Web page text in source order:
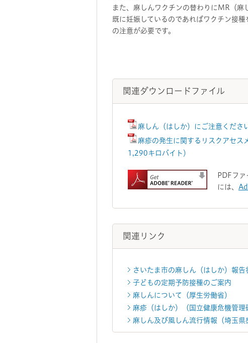
また、麻しんワクチンの替わりにMR（麻
既に妊娠しているのであればワクチン接
の注意が必要です。
関連ダウンロードファイル
麻しん（はしか）にご注意くださ
麻疹の発生に関するリスクアセ
1,290キロバイト）
PDFフ
には、
関連リンク
さいたま市の麻しん（はしか）報告
子どもの定期予防接種のご案内
麻しんについて（厚生労働省）
麻疹（はしか）（国立健康危機管理
麻しん及び風しん流行情報（埼玉県